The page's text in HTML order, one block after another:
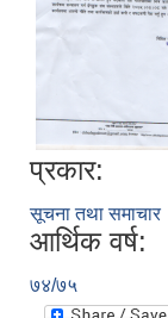
प्रकार:
सूचना तथा समाचार
आर्थिक वर्ष:
७४/७५